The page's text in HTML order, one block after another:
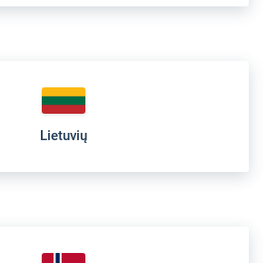
Lietuvių